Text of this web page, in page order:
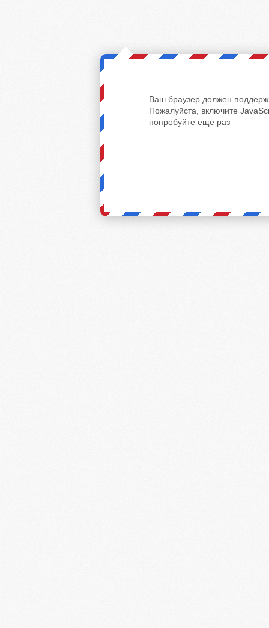
Ваш браузер должен
Пожалуйста, включите
попробуйте ещё раз